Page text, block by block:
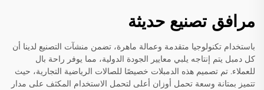
مرافق تصنيع حديثة
باستخدام تكنولوجيا متقدمة وعمالة ماهرة، تضمن منشآت التصنيع لدينا أن
كل دمبل يتم إنتاجه يلبي معايير الجودة الدولية، مما يوفر راحة بال
للعملاء. تم تصميم هذه الدمبلات خصيصًا للصالات الرياضية التجارية، حيث
تتميز بمتانة وسعة تحمل أوزان أعلى لتحمل الاستخدام المكثف على مدار